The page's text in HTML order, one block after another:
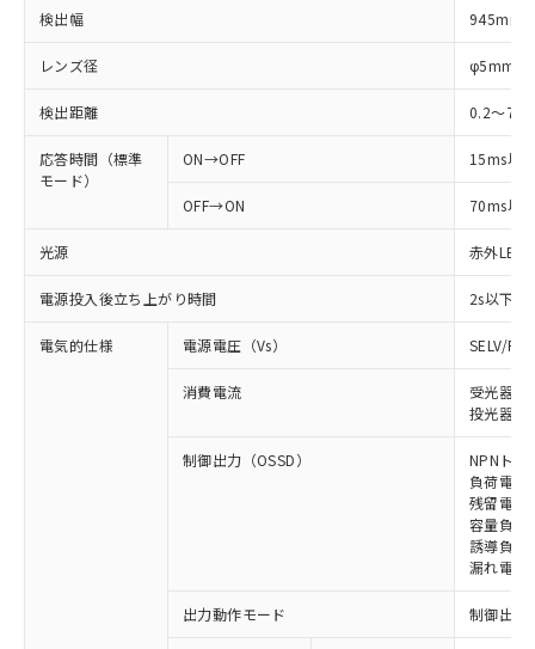
検出幅 945mm
レンズ径 φ5mm
検出距離 0.2～7m
応答時間（標準
モード）
ON→OFF 15ms以
OFF→ON 70ms以
光源 赤外LED
電源投入後立ち上がり時間 2s以下
電気的仕様 電源電圧（Vs） SELV/
消費電流
受光器:
投光器:
制御出力（OSSD）
NPNトラ
負荷電流
残留電圧
容量負荷
誘導負荷
漏れ電流
出力動作モード 制御出力